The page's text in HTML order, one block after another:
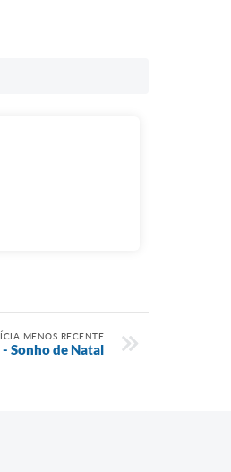
MENOS RECENTE
Sonho de Natal